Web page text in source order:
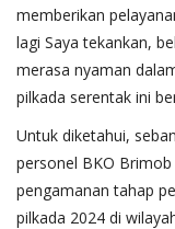
memberikan
lagi Saya tekankan,
merasa nyaman
pilkada serentak ini
Untuk diketahui,
personel BKO
pengamanan tahap
pilkada 2024 di